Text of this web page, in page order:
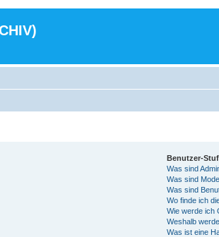
Benutzer-
Was sind
Was sind
Was sind
Wo finde ich
Wie werde ich
Weshalb
Was ist eine